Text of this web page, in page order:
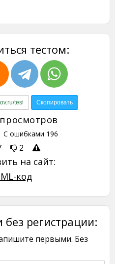
тестом:
просмотров
С ошибками 196
2
на сайт:
код
регистрации:
первыми. Без